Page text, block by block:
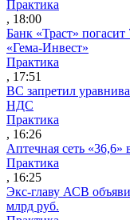
Практика
, 18:00
Банк «Траст»
«Гема-Инвест»
Практика
, 17:51
ВС запретил
НДС
Практика
, 16:26
Аптечная сеть
Практика
, 16:25
Экс-главу АСВ
млрд руб.